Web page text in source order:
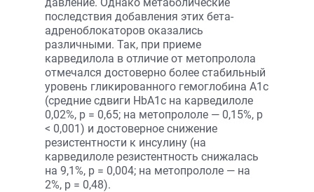
последствия добавления этих бета-
адреноблокаторов оказались
различными. Так, при приеме
карведилола в отличие от метопролола
отмечался достоверно более стабильный
уровень гликированного гемоглобина A1c
(средние сдвиги HbA1c на карведилоле
0,02%, p = 0,65; на метопрололе — 0,15%, p
< 0,001) и достоверное снижение
резистентности к инсулину (на
карведилоле резистентность снижалась
на 9,1%, p = 0,004; на метопрололе — на
2%, p = 0,48).